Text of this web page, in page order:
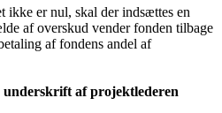
ikke er nul, skal der indsættes en
af overskud vender fonden tilbage
af fondens andel af
underskrift af projektlederen